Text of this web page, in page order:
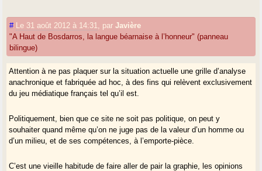
# Le 31 août 2012 à 14:31 parJavière
"A Haut de Bosdarros, la langue béarnaise à l’honneur" (panneau
bilingue)
Attention à ne pas plaquer sur la situation actuelle une grille d’analyse
anachronique et fabriquée ad hoc, à des fins qui relèvent exclusivement
du jeu médiatique français tel qu’il est.
Politiquement, bien que ce site ne soit pas politique, on peut y
souhaiter quand même qu’on ne juge pas de la valeur d’un homme ou
d’un milieu, et de ses compétences, à l’emporte-pièce.
C’est une vieille habitude de faire aller de pair la graphie, les opinions